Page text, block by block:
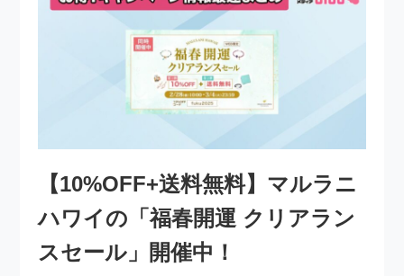
【10%OFF+送料無料】マルラニ
ハワイの「福春開運 クリアラン
スセール」開催中！